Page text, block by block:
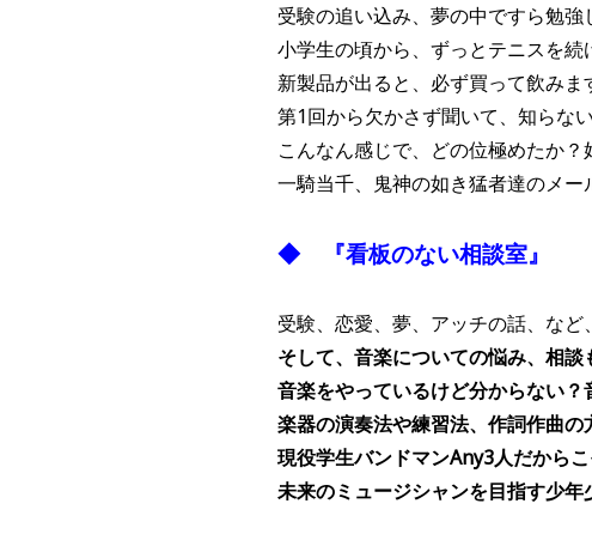
受験の追い込み、夢の中ですら勉強
小学生の頃から、ずっとテニスを続
新製品が出ると、必ず買って飲みま
第1回から欠かさず聞いて、知らな
こんなん感じで、どの位極めたか？
一騎当千、鬼神の如き猛者達のメー
◆ 『看板のない相談室』
受験、恋愛、夢、アッチの話、な
そして、音楽についての悩み、相談
音楽をやっているけど分からない？
楽器の演奏法や練習法、作詞作曲
現役学生バンドマンAny3人だから
未来のミュージシャンを目指す少